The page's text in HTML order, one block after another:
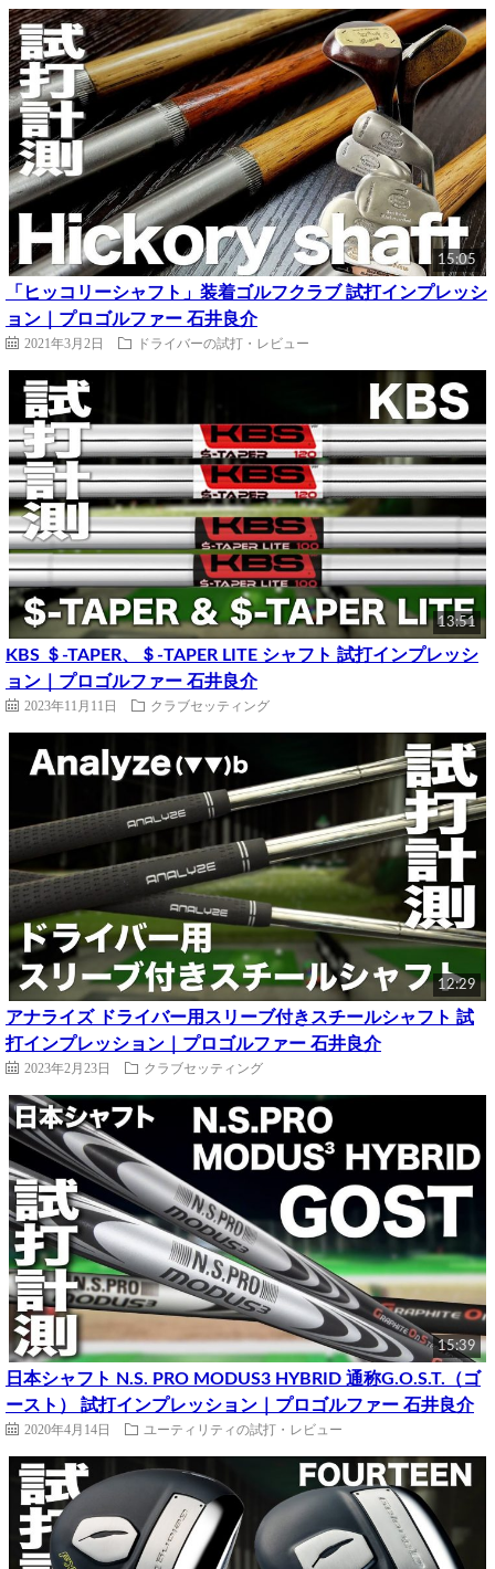
15:05
「ヒッコリーシャフト」装着ゴルフクラブ 試打インプレッシ
ョン｜プロゴルファー 石井良介
2021年3月2日 ドライバーの試打・レビュー
13:51
KBS ＄-TAPER、＄-TAPER LITE シャフト 試打インプレッシ
ョン｜プロゴルファー 石井良介
2023年11月11日 クラブセッティング
12:29
アナライズ ドライバー用スリーブ付きスチールシャフト 試
打インプレッション｜プロゴルファー 石井良介
2023年2月23日 クラブセッティング
15:39
日本シャフト N.S. PRO MODUS3 HYBRID 通称G.O.S.T.（ゴ
ースト） 試打インプレッション｜プロゴルファー 石井良介
2020年4月14日 ユーティリティの試打・レビュー